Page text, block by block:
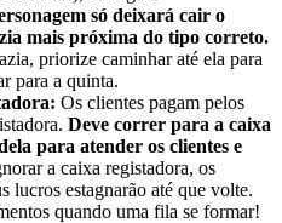
só deixará cair o
mais próxima do tipo correto.
priorize caminhar até ela para
para a quinta.
Os clientes pagam pelos
Deve correr para a caixa
para atender os clientes e
a caixa registadora, os
lucros estagnarão até que volte.
quando uma fila se formar!